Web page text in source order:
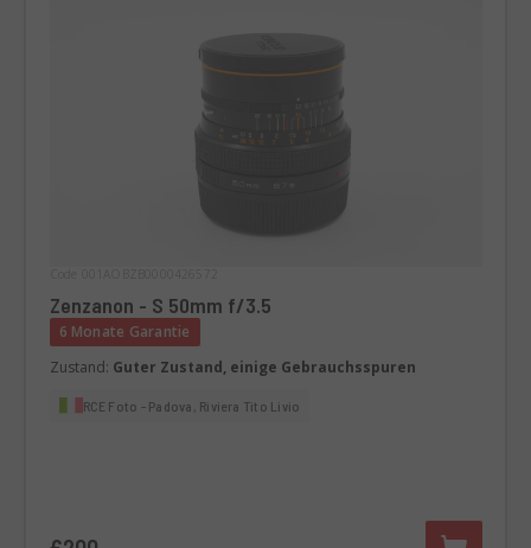
Zenzanon - S 50mm f/3.5
6 Monate Garantie
Zustand: Guter Zustand, einige Gebrauchsspuren
RCE Foto - Padova, Riviera Tito Livio